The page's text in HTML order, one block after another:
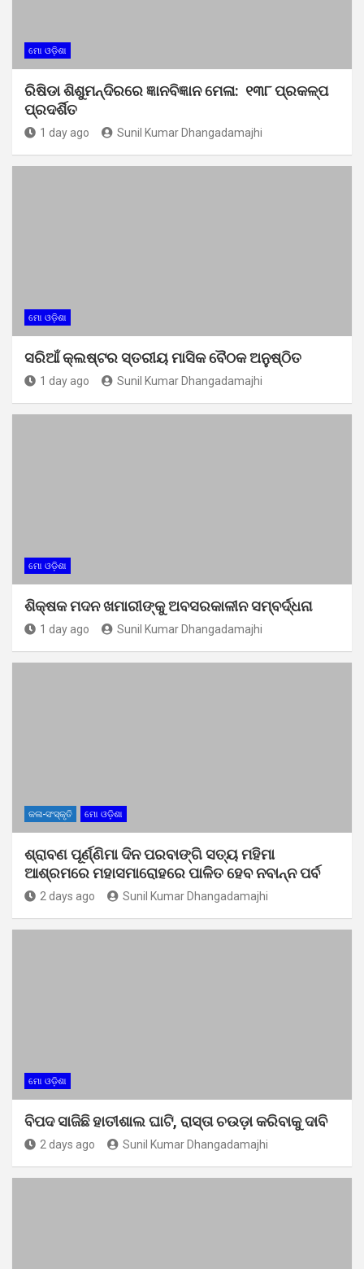
ମୋ ଓଡ଼ିଶା
ରିଷିଡା ଶିଶୁମନ୍ଦିରରେ ଜ୍ଞାନବିଜ୍ଞାନ ମେଳା: ୧୩୮ ପ୍ରକଳ୍ପ
ପ୍ରଦର୍ଶିତ
1 day ago Sunil Kumar Dhangadamajhi
ମୋ ଓଡ଼ିଶା
ସରିଆଁ କ୍ଲଷ୍ଟର ସ୍ତରୀୟ ମାସିକ ବୈଠକ ଅନୁଷ୍ଠିତ
1 day ago Sunil Kumar Dhangadamajhi
ମୋ ଓଡ଼ିଶା
ଶିକ୍ଷକ ମଦନ ଖମାରୀଙ୍କୁ ଅବସରକାଳୀନ ସମ୍ବର୍ଦ୍ଧନା
1 day ago Sunil Kumar Dhangadamajhi
କଳା-ସଂସ୍କୃତି ମୋ ଓଡ଼ିଶା
ଶ୍ରାବଣ ପୂର୍ଣ୍ଣିମା ଦିନ ପରବାଙ୍ଗି ସତ୍ୟ ମହିମା
ଆଶ୍ରମରେ ମହାସମାରୋହରେ ପାଳିତ ହେବ ନବାନ୍ନ ପର୍ବ
2 days ago Sunil Kumar Dhangadamajhi
ମୋ ଓଡ଼ିଶା
ବିପଦ ସାଜିଛି ହାତୀଶାଲ ଘାଟି, ରାସ୍ତା ଚଉଡ଼ା କରିବାକୁ ଦାବି
2 days ago Sunil Kumar Dhangadamajhi